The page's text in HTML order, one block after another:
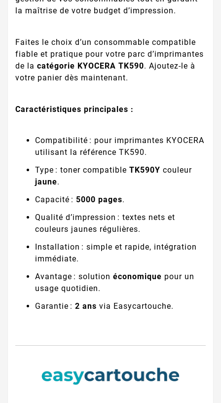
la maîtrise de votre budget d’impression.
Faites le choix d’un consommable compatible
fiable et pratique pour votre parc d’imprimantes
de la catégorie KYOCERA TK590. Ajoutez-le à
votre panier dès maintenant.
Caractéristiques principales :
Compatibilité : pour imprimantes KYOCERA
utilisant la référence TK590.
Type : toner compatible TK590Y couleur
jaune.
Capacité : 5000 pages.
Qualité d’impression : textes nets et
couleurs jaunes régulières.
Installation : simple et rapide, intégration
immédiate.
Avantage : solution économique pour un
usage quotidien.
Garantie : 2 ans via Easycartouche.